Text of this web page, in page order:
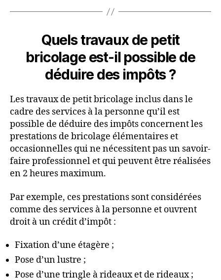
Quels travaux de petit
bricolage est-il possible de
déduire des impôts ?
Les travaux de petit bricolage inclus dans le
cadre des services à la personne qu’il est
possible de déduire des impôts concernent les
prestations de bricolage élémentaires et
occasionnelles qui ne nécessitent pas un savoir-
faire professionnel et qui peuvent être réalisées
en 2 heures maximum.
Par exemple, ces prestations sont considérées
comme des services à la personne et ouvrent
droit à un crédit d’impôt :
Fixation d’une étagère ;
Pose d’un lustre ;
Pose d’une tringle à rideaux et de rideaux ;